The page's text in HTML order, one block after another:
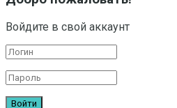
Войдите в свой аккаунт